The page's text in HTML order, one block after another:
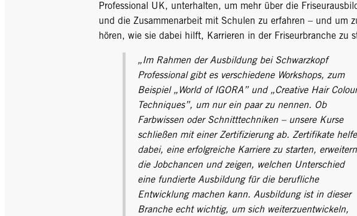
Professional UK, unterhalten, um mehr über die
und die Zusammenarbeit mit Schulen zu erfahren – und um
hören, wie sie dabei hilft, Karrieren in der Friseurbranche zu
„Im Rahmen der Ausbildung bei Schwarzkopf
Professional gibt es verschiedene Workshops, zum
Beispiel „World of IGORA” und „Creative Hair
Techniques”, um nur ein paar zu nennen. Ob
Farbwissen oder Schnitttechniken – unsere Kurse
schließen mit einer Zertifizierung ab. Zertifikate
dabei, eine erfolgreiche Karriere zu starten, erweitern
die Jobchancen und zeigen, welchen Unterschied
eine fundierte Ausbildung für die berufliche
Entwicklung machen kann. Ausbildung ist in dieser
Branche echt wichtig, um sich weiterzuentwickeln,